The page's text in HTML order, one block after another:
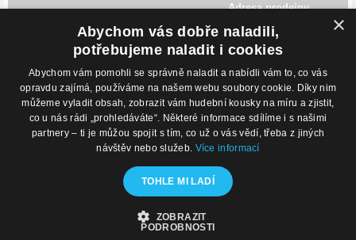
Adresa prodejny
Havlíčkovo Nábřeží 28,
702 00, Ostrava
Česká Republika
Kontakty
Eshop: +420 725 169 052
Prodejna: +420 596 113 012
eshop@hudebnisvet.cz
O nákupu
Obchodní podmínky
Podmínky prodeje na splátky
Kontakty
Hudební zázemí
×
Abychom vás dobře naladili,
potřebujeme naladit i cookies
Abychom vám pomohli se správně naladit a nabídli vám to, co vás
opravdu zajímá, používáme na našem webu soubory cookie. Díky nim
můžeme vyladit obsah, zobrazit vám hudební kousky na míru a zjistit,
co u nás rádi „prohledáváte“. Některé informace sdílíme i s našimi
partnery – ti je můžou spojit s tím, co už o vás vědí, třeba z jiných
návštěv nebo služeb. Více informací
TOHLE MI LADÍ
ZOBRAZIT
PODROBNOSTI